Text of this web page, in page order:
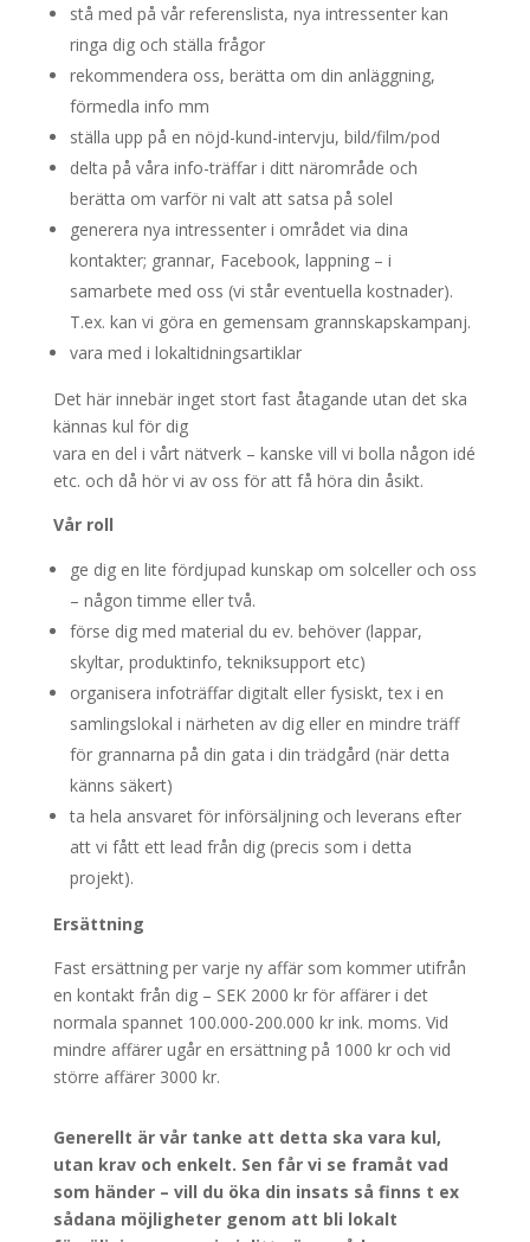
stå med på vår referenslista, nya intressenter kan
ringa dig och ställa frågor
rekommendera oss, berätta om din anläggning,
förmedla info mm
ställa upp på en nöjd-kund-intervju, bild/film/pod
delta på våra info-träffar i ditt närområde och
berätta om varför ni valt att satsa på solel
generera nya intressenter i området via dina
kontakter; grannar, Facebook, lappning – i
samarbete med oss (vi står eventuella kostnader).
T.ex. kan vi göra en gemensam grannskapskampanj.
vara med i lokaltidningsartiklar
Det här innebär inget stort fast åtagande utan det ska
kännas kul för dig
vara en del i vårt nätverk – kanske vill vi bolla någon idé
etc. och då hör vi av oss för att få höra din åsikt.
Vår roll
ge dig en lite fördjupad kunskap om solceller och oss
– någon timme eller två.
förse dig med material du ev. behöver (lappar,
skyltar, produktinfo, tekniksupport etc)
organisera infoträffar digitalt eller fysiskt, tex i en
samlingslokal i närheten av dig eller en mindre träff
för grannarna på din gata i din trädgård (när detta
känns säkert)
ta hela ansvaret för införsäljning och leverans efter
att vi fått ett lead från dig (precis som i detta
projekt).
Ersättning
Fast ersättning per varje ny affär som kommer utifrån
en kontakt från dig – SEK 2000 kr för affärer i det
normala spannet 100.000-200.000 kr ink. moms. Vid
mindre affärer ugår en ersättning på 1000 kr och vid
större affärer 3000 kr.
Generellt är vår tanke att detta ska vara kul,
utan krav och enkelt. Sen får vi se framåt vad
som händer – vill du öka din insats så finns t ex
sådana möjligheter genom att bli lokalt